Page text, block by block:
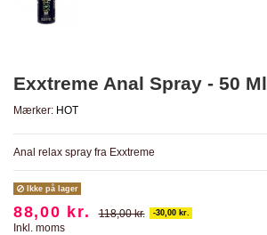
Exxtreme Anal Spray - 50 Ml
Mærker: HOT
Anal relax spray fra Exxtreme
Ikke på lager
88,00 kr. 118,00 kr. -30,00 kr.
Inkl. moms